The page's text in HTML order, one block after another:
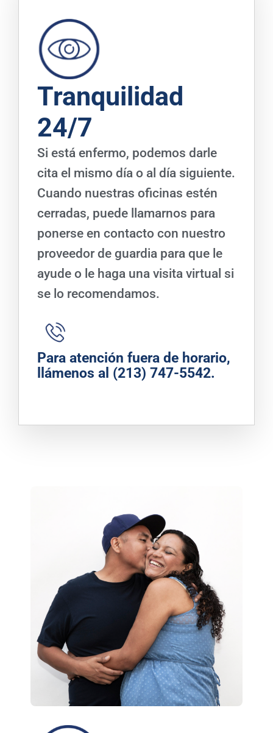
Tranquilidad
24/7
Si está enfermo, podemos darle
cita el mismo día o al día siguiente.
Cuando nuestras oficinas estén
cerradas, puede llamarnos para
ponerse en contacto con nuestro
proveedor de guardia para que le
ayude o le haga una visita virtual si
se lo recomendamos.
Para atención fuera de horario,
llámenos al (213) 747-5542.